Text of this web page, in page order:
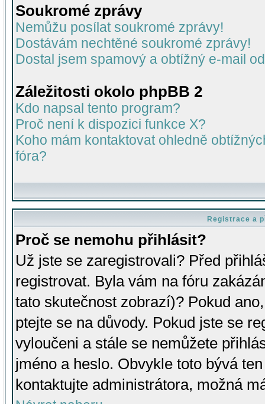
Soukromé zprávy
Nemůžu posílat soukromé zprávy!
Dostávám nechtěné soukromé zprávy!
Dostal jsem spamový a obtížný e-mail
Záležitosti okolo phpBB 2
Kdo napsal tento program?
Proč není k dispozici funkce X?
Koho mám kontaktovat ohledně
fóra?
Registrace a
Proč se nemohu přihlásit?
Už jste se zaregistrovali? Před
registrovat. Byla vám na fóru
tato skutečnost zobrazí)? Pokud
ptejte se na důvody. Pokud jste se
vyloučeni a stále se nemůžete
jméno a heslo. Obvykle toto bývá
kontaktujte administrátora, možná